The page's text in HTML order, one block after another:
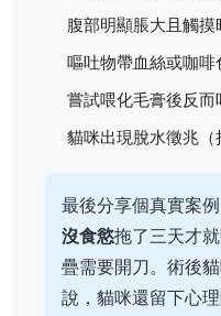
腹部明顯脹大且觸
嘔吐物帶血絲或咖啡
嘗試喂化毛膏後反而
貓咪出現脫水徵兆（
最後分享個真實案
沒食慾拖了三天才
疊需要開刀。術後
說，貓咪還留下心